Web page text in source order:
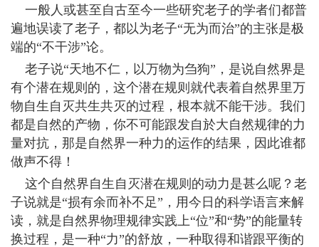
一般人或甚至自古至今一些研究老子的学者们都普
遍地误读了老子，都以为老子“无为而治”的主张是极
端的“不干涉”论。
老子说“天地不仁，以万物为刍狗”，是说自然界是
有个潜在规则的，这个潜在规则就代表着自然界里万
物自生自灭共生共灭的过程，根本就不能干涉。我们
都是自然的产物，你不可能跟发自於大自然规律的力
量对抗，那是自然界一种力的运作的结果，因此谁都
做声不得！
这个自然界自生自灭潜在规则的动力是甚么呢？老
子说就是“损有余而补不足”，用今日的科学语言来解
读，就是自然界物理规律实践上“位”和“势”的能量转
换过程，是一种“力”的舒放，一种取得和谐跟平衡的